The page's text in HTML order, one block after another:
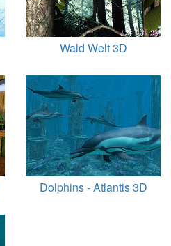
Wald Welt 3D
Dolphins - Atlantis 3D